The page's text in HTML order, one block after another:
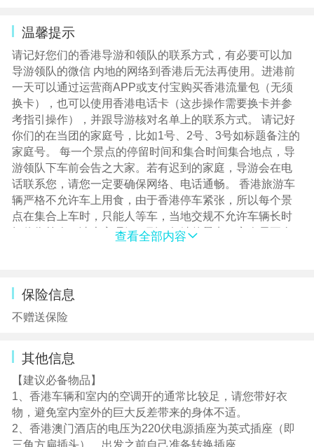
温馨提示
请记好您们的香港导游和领队的联系方式，有必要可以加
导游领队的微信 内地的网络到香港后无法再使用。进港前
一天可以通过运营商APP或支付宝购买香港流量包（无须
换卡），也可以使用香港电话卡（这步操作需要换卡并参
考指引操作），并跟导游核对名单上的联系方式。 请记好
你们的在当团的家庭号，比如1号、2号、3号如标题备注的
家庭号。 每一个景点的停留时间和集合时间集合地点，导
游领队下车前会告之大家。若有迟到的家庭，导游会在电
话联系您，请您一定要确保网络、电话通畅。 香港旅游车
辆严格不允许车上用食，由于香港停车紧张，所以每个景
点在集合上车时，只能人等车，当地交规不允许车辆长时
间停靠等人。请大家理解。到了每站的景点，客人需要全
18岁旅客入境港澳可携带19支香烟以供自用，不可带超19
支香烟。
查看全部内容
保险信息
不赠送保险
其他信息
【建议必备物品】
1、香港车辆和室内的空调开的通常比较足，请您带好衣
物，避免室内室外的巨大反差带来的身体不适。
2、香港澳门酒店的电压为220伏电源插座为英式插座（即